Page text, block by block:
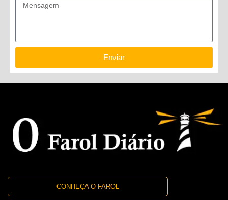
Enviar
CONHEÇA O FAROL